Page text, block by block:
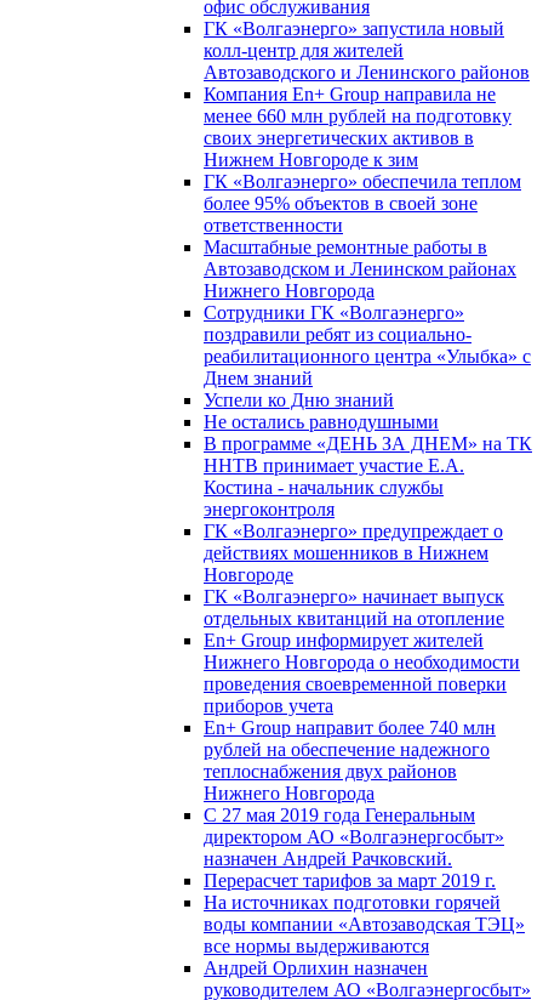
офис обслуживания
ГК «Волгаэнерго» запустила новый
колл-центр для жителей
Автозаводского и Ленинского районов
Компания En+ Group направила не
менее 660 млн рублей на подготовку
своих энергетических активов в
Нижнем Новгороде к зим
ГК «Волгаэнерго» обеспечила теплом
более 95% объектов в своей зоне
ответственности
Масштабные ремонтные работы в
Автозаводском и Ленинском районах
Нижнего Новгорода
Сотрудники ГК «Волгаэнерго»
поздравили ребят из социально-
реабилитационного центра «Улыбка» с
Днем знаний
Успели ко Дню знаний
Не остались равнодушными
В программе «ДЕНЬ ЗА ДНЕМ» на ТК
ННТВ принимает участие Е.А.
Костина - начальник службы
энергоконтроля
ГК «Волгаэнерго» предупреждает о
действиях мошенников в Нижнем
Новгороде
ГК «Волгаэнерго» начинает выпуск
отдельных квитанций на отопление
En+ Group информирует жителей
Нижнего Новгорода о необходимости
проведения своевременной поверки
приборов учета
En+ Group направит более 740 млн
рублей на обеспечение надежного
теплоснабжения двух районов
Нижнего Новгорода
С 27 мая 2019 года Генеральным
директором АО «Волгаэнергосбыт»
назначен Андрей Рачковский.
Перерасчет тарифов за март 2019 г.
На источниках подготовки горячей
воды компании «Автозаводская ТЭЦ»
все нормы выдерживаются
Андрей Орлихин назначен
руководителем АО «Волгаэнергосбыт»